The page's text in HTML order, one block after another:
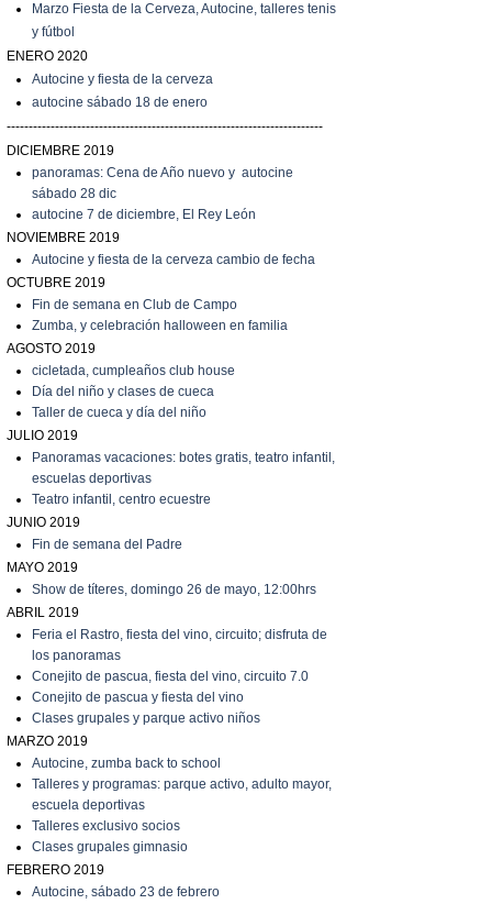
Marzo Fiesta de la Cerveza, Autocine, talleres tenis
y fútbol
ENERO 2020
Autocine y fiesta de la cerveza
autocine sábado 18 de enero
------------------------------------------------------------------------
DICIEMBRE 2019
panoramas: Cena de Año nuevo y autocine
sábado 28 dic
autocine 7 de diciembre, El Rey León
NOVIEMBRE 2019
Autocine y fiesta de la cerveza cambio de fecha
OCTUBRE 2019
Fin de semana en Club de Campo
Zumba, y celebración halloween en familia
AGOSTO 2019
cicletada, cumpleaños club house
Día del niño y clases de cueca
Taller de cueca y día del niño
JULIO 2019
Panoramas vacaciones: botes gratis, teatro infantil,
escuelas deportivas
Teatro infantil, centro ecuestre
JUNIO 2019
Fin de semana del Padre
MAYO 2019
Show de títeres, domingo 26 de mayo, 12:00hrs
ABRIL 2019
Feria el Rastro, fiesta del vino, circuito; disfruta de
los panoramas
Conejito de pascua, fiesta del vino, circuito 7.0
Conejito de pascua y fiesta del vino
C lases grupales y parque activo niños
MARZO 2019
Autocine, zumba back to school
Talleres y programas: parque activo, adulto mayor,
escuela deportivas
Talleres exclusivo socios
C lases grupales gimnasio
FEBRERO 2019
Autocine, sábado 23 de febrero